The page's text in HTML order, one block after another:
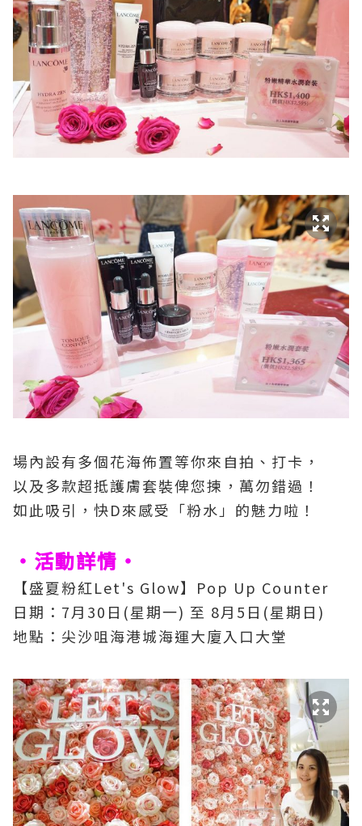
場內設有多個花海佈置等你來自拍、打卡，
以及多款超抵護膚套裝俾您揀，萬勿錯過！
如此吸引，快D來感受「粉水」的魅力啦！
・活動詳情・
【盛夏粉紅Let's Glow】 Pop Up Counter
日期： 7月 30 日 (星期一) 至 8月 5 日 (星期日 )
地點：尖沙咀海港城海運大廈入口大堂